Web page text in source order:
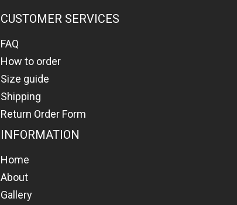
CUSTOMER SERVICES
FAQ
How to order
Size guide
Shipping
Return Order Form
INFORMATION
Home
About
Gallery